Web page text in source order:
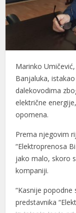
Marinko
Banjaluka,
dalekovodima
električne
opomena.
Prema njegovim
“Elektroprenosa
jako malo, skoro
kompaniji.
“Kasnije popodne
predstavnika